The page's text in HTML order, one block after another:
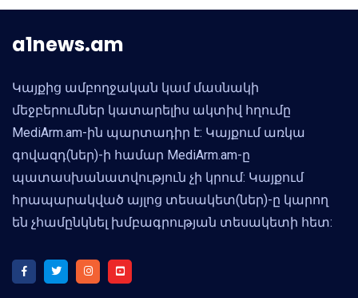
a1news.am
Կայքից ամբողջական կամ մասնակի
մեջբերումներ կատարելիս ակտիվ հղումը
MediArm.am-ին պարտադիր է: Կայքում առկա
գովազդ(ներ)-ի համար MediArm.am-ը
պատասխանատվություն չի կրում: Կայքում
հրապարակված այլոց տեսակետ(ներ)-ը կարող
են չհամընկնել խմբագրության տեսակետի հետ: